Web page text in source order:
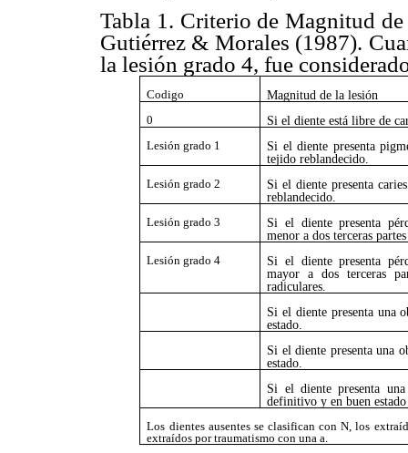
Tabla 1. Criterio de Magnitud
Gutiérrez & Morales (1987).
la lesión grado 4, fue
Codigo Magnitud de la lesión
0 Si el diente está libre de
Lesión grado 1
Si el diente presenta
tejido reblandecido.
Lesión grado 2
Si el diente presenta
reblandecido.
Lesión grado 3
Si el diente presenta
menor a dos terceras
Lesión grado 4
Si el diente presenta
mayor a dos terceras
radiculares.
Si el diente presenta una
estado.
Si el diente presenta una
estado.
Si el diente presenta
definitivo y en buen
Los dientes ausentes se clasifican con N, los
extraídos por traumatismo con una a.